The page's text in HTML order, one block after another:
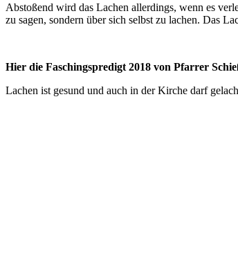
Abstoßend wird das Lachen allerdings, wenn es
zu sagen, sondern über sich selbst zu lachen. Das
Hier die Faschingspredigt 2018 von Pfarrer
Lachen ist gesund und auch in der Kirche darf